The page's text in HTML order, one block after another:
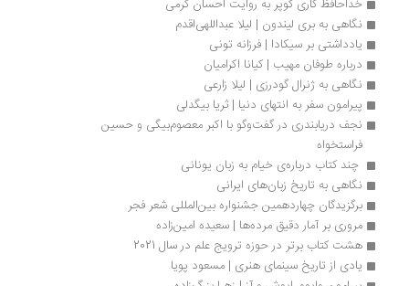
خداحافظ گاری کوپر به روایت احسان کرمی
نگاهی به بری لیندون | لیلا عبداللهی‌اقدم
یادداشتی بر سیکادا | فرزانه تونی
درباره طوفان مهیب | کیانا اکرامیان
نگاهی به ژنرال گودرزی | لیلا زارعی
پیرامون سفر به انتهای دنیا | ثریا بیگدلی
نجف دریابندری در گفت‌وگو با اکبر معصوم‌بیگی و حسین
فراستخواه
چند کتاب درباره‌ی خیام به زبان یونانی
نگاهی به تاریخ زبان‌های ایرانی
برگزیدگان چهاردهمین جشنواره بین‌المللی شعر فجر
مروری بر آمار دقیق مرده‌ها | سعیده امین‌زاده
هشت کتاب برتر در حوزه ترویج علم در سال 2021
یاد‌ی از تاریخ سینمای هنری | مسعود‌ پویا